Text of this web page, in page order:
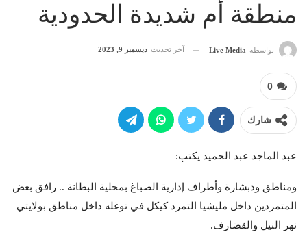
منطقة أم شديدة الحدودية
بواسطة Live Media آخر تحديث ديسمبر 9, 2023
0
شارك
عبد الماجد عبد الحميد يكتب:
ومناطق ودبشارة وأطراف إدارية الصباغ بمحلية البطانة .. رافق بعض
المتمردين داخل مليشيا التمرد كيكل في توغله داخل مناطق بولايتي
نهر النيل والقضارف.